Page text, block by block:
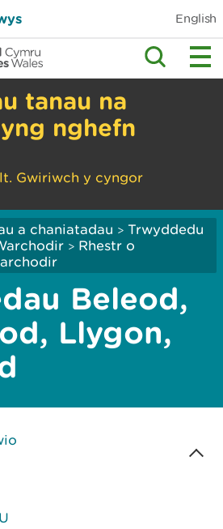
English
tanau na
nghefn
Gwiriwch y cyngor
a chaniatadau > Trwyddedu
> Rhestr o
Beleod,
Llygon,